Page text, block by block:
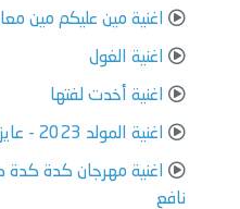
اغنية مين عليكم مين
اغنية الغول
اغنية أخدت لفتها
اغنية المولد 2023 - عايزين دكتور نفساني
اغنية مهرجان كدة كدة
نافع